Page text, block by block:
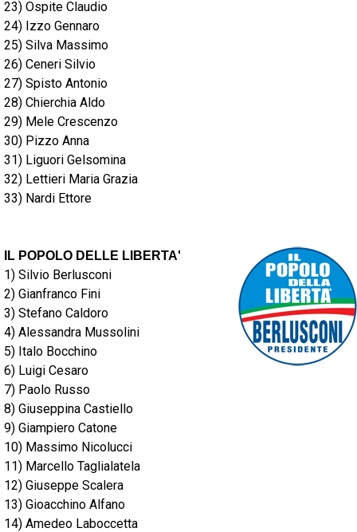
23) Ospite Claudio
24) Izzo Gennaro
25) Silva Massimo
26) Ceneri Silvio
27) Spisto Antonio
28) Chierchia Aldo
29) Mele Crescenzo
30) Pizzo Anna
31) Liguori Gelsomina
32) Lettieri Maria Grazia
33) Nardi Ettore
IL POPOLO DELLE LIBERTA'
1) Silvio Berlusconi
2) Gianfranco Fini
3) Stefano Caldoro
4) Alessandra Mussolini
5) Italo Bocchino
6) Luigi Cesaro
7) Paolo Russo
8) Giuseppina Castiello
9) Giampiero Catone
10) Massimo Nicolucci
11) Marcello Taglialatela
12) Giuseppe Scalera
13) Gioacchino Alfano
14) Amedeo Laboccetta